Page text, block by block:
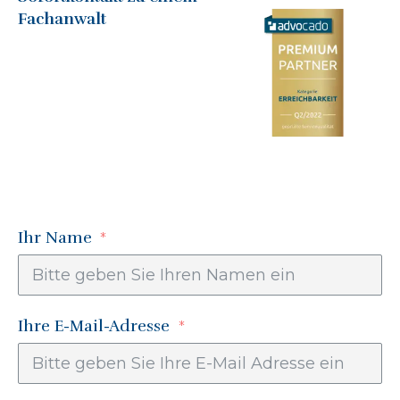
Fachanwalt
Ihr Name
Ihre E-Mail-Adresse